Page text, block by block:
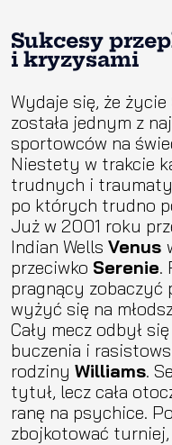
Sukcesy
i kryzysami
Wydaje się, że życie
została jednym z
sportowców na
Niestety w trakcie
trudnych i
po których trudno
Już w 2001 roku
Indian Wells Venus
przeciwko Serenie.
pragnący zobaczyć
wyżyć się na
Cały mecz odbył
buczenia i
rodziny Williams.
tytuł, lecz cała
ranę na psychice.
zbojkotować